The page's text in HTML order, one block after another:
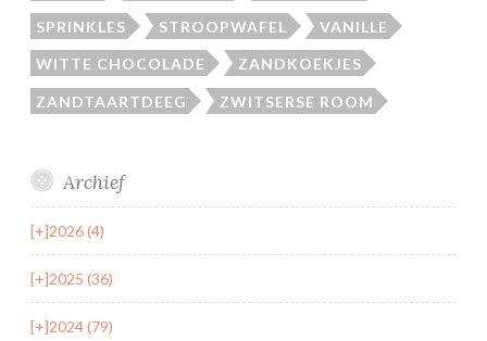
SPRINKLES STROOPWAFEL VANILLE
WITTE CHOCOLADE ZANDKOEKJES
ZANDTAARTDEEG ZWITSERSE ROOM
Archief
[+]2026 (4)
[+]2025 (36)
[+]2024 (79)